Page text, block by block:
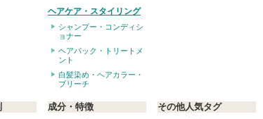
い
す
ヘアケア・スタイリング
シャンプー・コンディシ
ョナー
ヘアパック・トリートメ
ント
白髪染め・ヘアカラー・
ブリーチ
成分・特徴 その他人気タグ